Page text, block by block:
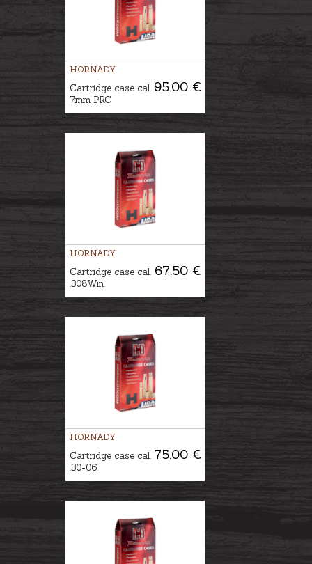
HORNADY
95.00 €
Cartridge case cal.
7mm PRC
HORNADY
67.50 €
Cartridge case cal.
.308Win.
HORNADY
75.00 €
Cartridge case cal.
.30-06